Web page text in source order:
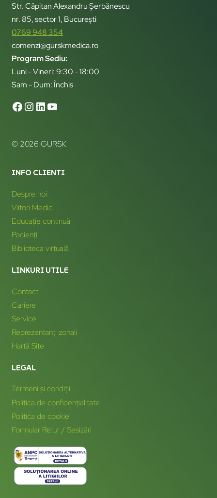
Str. Căpitan Alexandru Șerbănescu
nr. 85, sector 1, București
0769 948 354
comenzi@gurskmedica.ro
Program Sediu:
Luni - Vineri: 9:30 - 18:00
Sam - Dum: Închis
© 2026 GURSK
INFO CLIENTI
Despre noi
Viitori Medici
Educație continuă
Pacienți
Biblioteca virtuală
LINKURI UTILE
Contact
Cariere
Service
Reprezentanți zonali
Hartă Site
LEGAL
Termeni și condiții
Politica de confidențialitate
Politica de cookie
Formular Retur / Sesizări